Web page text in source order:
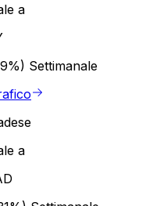
a
Settimanale
a